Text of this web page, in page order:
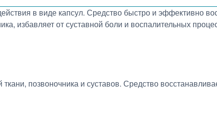
в виде капсул. Средство быстро и эффективно
избавляет от суставной боли и воспалительных
позвоночника и суставов. Средство